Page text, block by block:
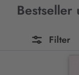
Filter